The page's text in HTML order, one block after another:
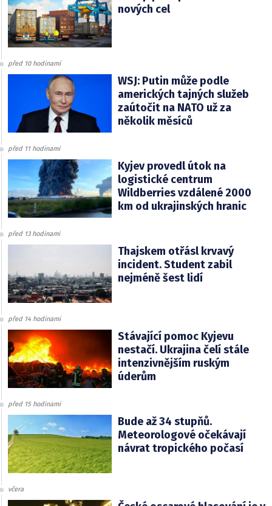
nových cel
před 10 hodinami
WSJ: Putin může podle
amerických tajných služeb
zaútočit na NATO už za
několik měsíců
před 11 hodinami
Kyjev provedl útok na
logistické centrum
Wildberries vzdálené 2000
km od ukrajinských hranic
před 13 hodinami
Thajskem otřásl krvavý
incident. Student zabil
nejméně šest lidí
před 14 hodinami
Stávající pomoc Kyjevu
nestačí. Ukrajina čelí stále
intenzivnějším ruským
úderům
před 15 hodinami
Bude až 34 stupňů.
Meteorologové očekávají
návrat tropického počasí
včera